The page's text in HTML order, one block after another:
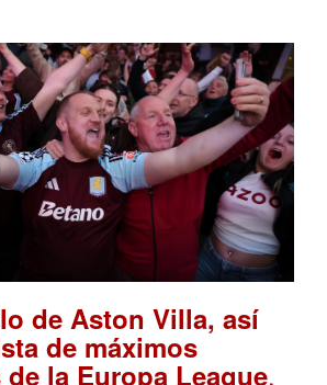
de Aston Villa, así
de máximos
la Europa League.